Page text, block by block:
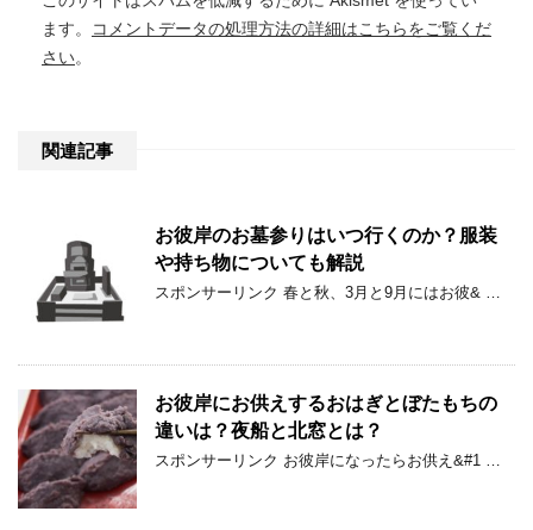
ます。
コメントデータの処理方法の詳細はこちらをご覧くだ
さい。
関連記事
お彼岸のお墓参りはいつ行くのか？服装
や持ち物についても解説
スポンサーリンク 春と秋、3月と9月にはお彼& …
お彼岸にお供えするおはぎとぼたもちの
違いは？夜船と北窓とは？
スポンサーリンク お彼岸になったらお供え&#1 …